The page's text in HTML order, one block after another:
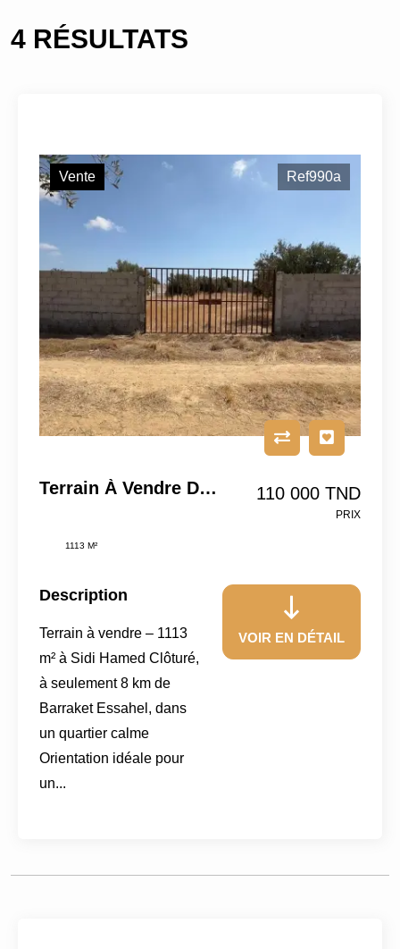
4 RÉSULTATS
Vente Ref990a
Terrain À Vendre De 1113 M² À Sidi Hamed 110 000 TND
PRIX
1113 M²
Description
Terrain à vendre – 1113
m² à Sidi Hamed Clôturé,
à seulement 8 km de
Barraket Essahel, dans
un quartier calme
Orientation idéale pour
un...
VOIR EN DÉTAIL